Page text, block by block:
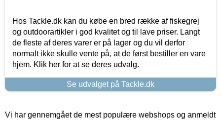
Hos Tackle.dk kan du købe en bred række af fiskegrej
og outdoorartikler i god kvalitet og til lave priser. Langt
de fleste af deres varer er på lager og du vil derfor
normalt ikke skulle vente på, at de først bestiller en vare
hjem. Klik her for at se deres udvalg.
Se udvalget på Tackle.dk
Vi har gennemgået de mest populære webshops og anmeldt